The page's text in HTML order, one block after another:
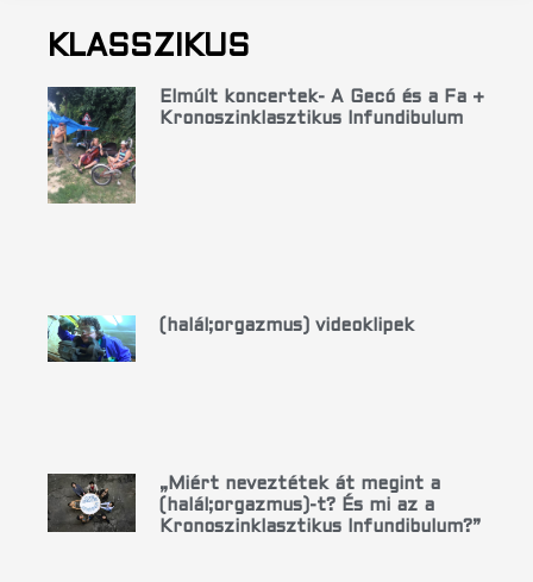
KLASSZIKUS
Elmúlt koncertek- A Gecó és a Fa +
Kronoszinklasztikus Infundibulum
(halál;orgazmus) videoklipek
„Miért neveztétek át megint a
(halál;orgazmus)-t? És mi az a
Kronoszinklasztikus Infundibulum?”